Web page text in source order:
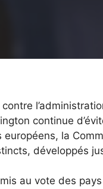
continue
européens, la
développés
au vote des